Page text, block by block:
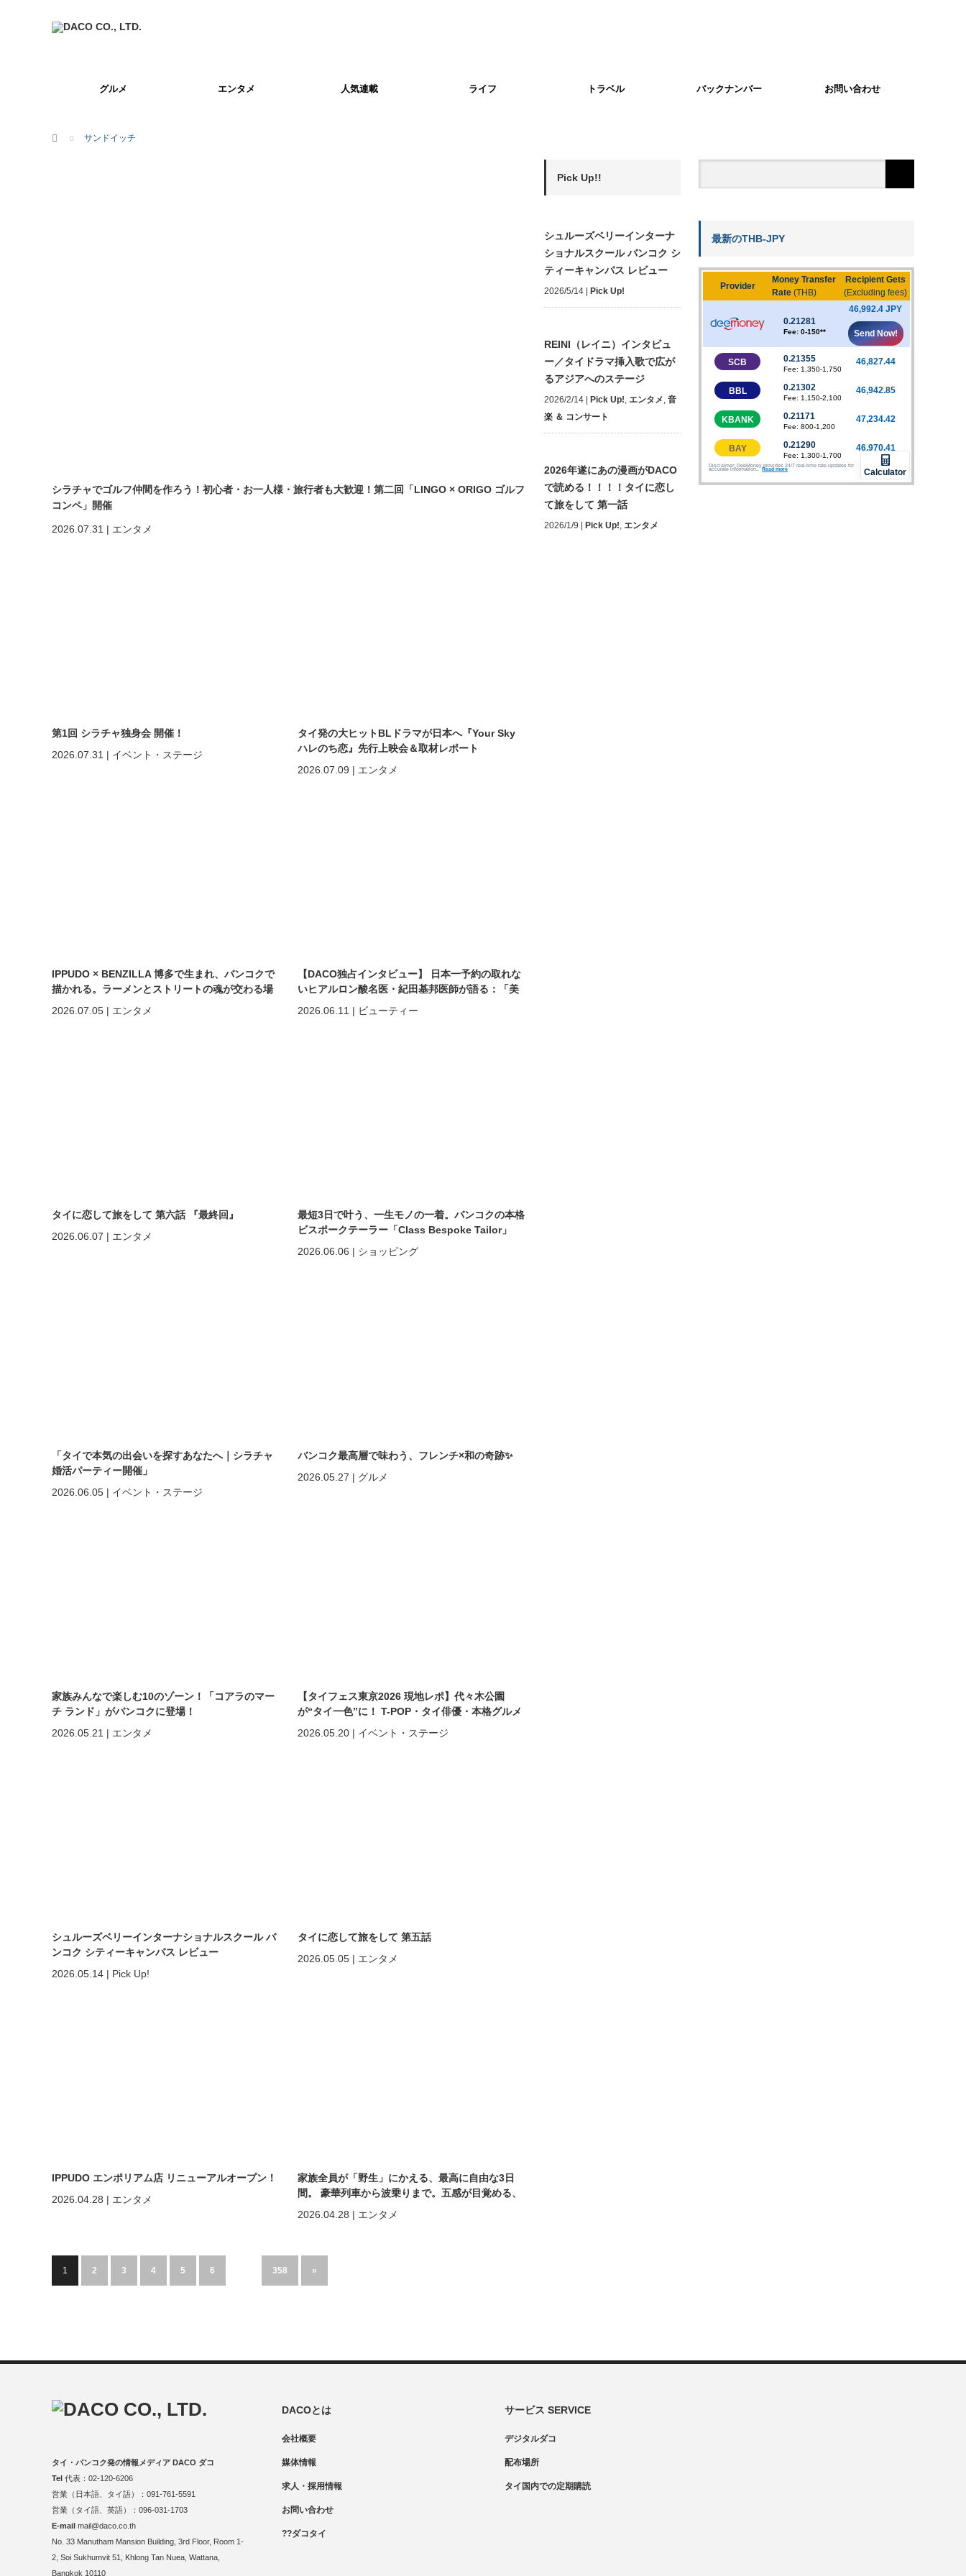
グルメ エンタメ 人気連載 ライフ トラベル バックナンバー お問い合わせ
ホーム サンドイッチ
シラチャでゴルフ仲間を作ろう！初心者・お一人様・旅行者も大歓迎！第二回「LINGO × ORIGO ゴルフ
コンペ」開催
2026.07.31 | エンタメ
第1回 シラチャ独身会 開催！
2026.07.31 | イベント・ステージ
タイ発の大ヒットBLドラマが日本へ『Your Sky
ハレのち恋』先行上映会＆取材レポート
2026.07.09 | エンタメ
IPPUDO × BENZILLA 博多で生まれ、バンコクで
描かれる。ラーメンとストリートの魂が交わる場
2026.07.05 | エンタメ
【DACO独占インタビュー】 日本一予約の取れな
いヒアルロン酸名医・紀田基邦医師が語る：「美
しくなる」だけではない。 “自分を好きになる”た
めの美容医療
2026.06.11 | ビューティー
タイに恋して旅をして 第六話 『最終回』
2026.06.07 | エンタメ
最短3日で叶う、一生モノの一着。バンコクの本格
ビスポークテーラー「Class Bespoke Tailor」
2026.06.06 | ショッピング
「タイで本気の出会いを探すあなたへ｜シラチャ
婚活パーティー開催」
2026.06.05 | イベント・ステージ
バンコク最高層で味わう、フレンチ×和の奇跡✨
2026.05.27 | グルメ
家族みんなで楽しむ10のゾーン！「コアラのマー
チ ランド」がバンコクに登場！
2026.05.21 | エンタメ
【タイフェス東京2026 現地レポ】代々木公園
が“タイ一色”に！ T-POP・タイ俳優・本格グルメ
2026.05.20 | イベント・ステージ
シュルーズベリーインターナショナルスクール バ
ンコク シティーキャンパス レビュー
2026.05.14 | Pick Up!
タイに恋して旅をして 第五話
2026.05.05 | エンタメ
IPPUDO エンポリアム店 リニューアルオープン！
2026.04.28 | エンタメ
家族全員が「野生」にかえる、最高に自由な3日
間。 豪華列車から波乗りまで。五感が目覚める、
ホアヒン「再起動」の旅。
2026.04.28 | エンタメ
1 2 3 4 5 6 358 »
Pick Up!!
シュルーズベリーインターナ
ショナルスクール バンコク シ
ティーキャンパス レビュー
2026/5/14 Pick Up!
REINI（レイニ）インタビュ
ー／タイドラマ挿入歌で広が
るアジアへのステージ
2026/2/14 Pick Up!, エンタメ, 音
楽 ＆ コンサート
2026年遂にあの漫画がDACO
で読める！！！！タイに恋し
て旅をして 第一話
2026/1/9 Pick Up!, エンタメ
最新のTHB-JPY
DACOとは
会社概要
媒体情報
求人・採用情報
お問い合わせ
??ダコタイ
サービス SERVICE
デジタルダコ
配布場所
タイ国内での定期購読
タイ・バンコク発の情報メディア DACO ダコ
Tel 代表：02-120-6206
営業（日本語、タイ語）：091-761-5591
営業（タイ語、英語）：096-031-1703
E-mail mail@daco.co.th
No. 33 Manutham Mansion Building, 3rd Floor, Room 1-
2, Soi Sukhumvit 51, Khlong Tan Nuea, Wattana,
Bangkok 10110